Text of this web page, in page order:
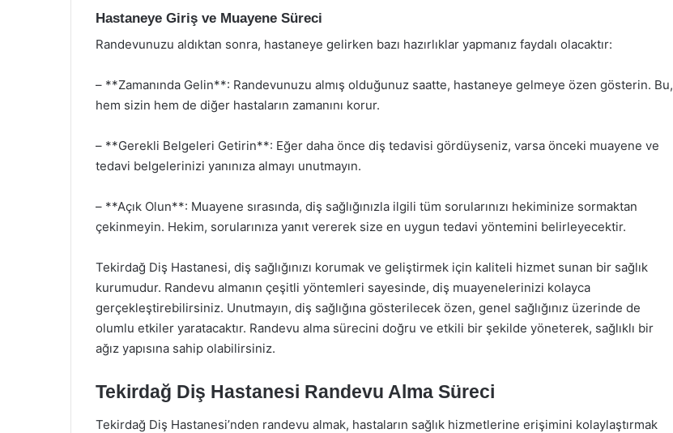
Hastaneye Giriş ve Muayene Süreci
Randevunuzu aldıktan sonra, hastaneye gelirken bazı hazırlıklar yapmanız faydalı olacaktır:
– **Zamanında Gelin**: Randevunuzu almış olduğunuz saatte, hastaneye gelmeye özen gösterin. Bu,
hem sizin hem de diğer hastaların zamanını korur.
– **Gerekli Belgeleri Getirin**: Eğer daha önce diş tedavisi gördüyseniz, varsa önceki muayene ve
tedavi belgelerinizi yanınıza almayı unutmayın.
– **Açık Olun**: Muayene sırasında, diş sağlığınızla ilgili tüm sorularınızı hekiminize sormaktan
çekinmeyin. Hekim, sorularınıza yanıt vererek size en uygun tedavi yöntemini belirleyecektir.
Tekirdağ Diş Hastanesi, diş sağlığınızı korumak ve geliştirmek için kaliteli hizmet sunan bir sağlık
kurumudur. Randevu almanın çeşitli yöntemleri sayesinde, diş muayenelerinizi kolayca
gerçekleştirebilirsiniz. Unutmayın, diş sağlığına gösterilecek özen, genel sağlığınız üzerinde de
olumlu etkiler yaratacaktır. Randevu alma sürecini doğru ve etkili bir şekilde yöneterek, sağlıklı bir
ağız yapısına sahip olabilirsiniz.
Tekirdağ Diş Hastanesi Randevu Alma Süreci
Tekirdağ Diş Hastanesi’nden randevu almak, hastaların sağlık hizmetlerine erişimini kolaylaştırmak